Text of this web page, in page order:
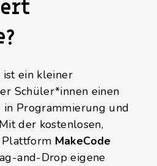
ist ein kleiner
Schüler*innen einen
in Programmierung und
der kostenlosen,
MakeCode
and-Drop eigene